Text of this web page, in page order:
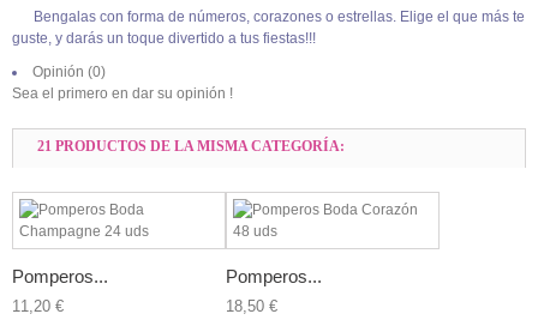
Bengalas con forma de números, corazones o estrellas. Elige el que más te
guste, y darás un toque divertido a tus fiestas!!!
Opinión (0)
Sea el primero en dar su opinión !
21 PRODUCTOS DE LA MISMA CATEGORÍA:
Pomperos...
11,20 €
Pomperos...
18,50 €